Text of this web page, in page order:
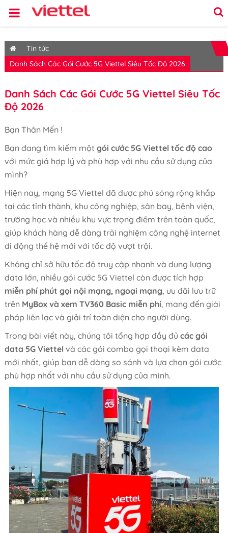
Tin tức
Danh Sách Các Gói Cước 5G Viettel Siêu Tốc Độ 2026
Danh Sách Các Gói Cước 5G Viettel Siêu Tốc
Độ 2026
Bạn Thân Mến !
Bạn đang tìm kiếm một gói cước 5G Viettel tốc độ cao
với mức giá hợp lý và phù hợp với nhu cầu sử dụng của
mình?
Hiện nay, mạng 5G Viettel đã được phủ sóng rộng khắp
tại các tỉnh thành, khu công nghiệp, sân bay, bệnh viện,
trường học và nhiều khu vực trọng điểm trên toàn quốc,
giúp khách hàng dễ dàng trải nghiệm công nghệ internet
di động thế hệ mới với tốc độ vượt trội.
Không chỉ sở hữu tốc độ truy cập nhanh và dung lượng
data lớn, nhiều gói cước 5G Viettel còn được tích hợp
miễn phí phút gọi nội mạng, ngoại mạng, ưu đãi lưu trữ
trên MyBox và xem TV360 Basic miễn phí, mang đến giải
pháp liên lạc và giải trí toàn diện cho người dùng.
Trong bài viết này, chúng tôi tổng hợp đầy đủ các gói
data 5G Viettel và các gói combo gọi thoại kèm data
mới nhất, giúp bạn dễ dàng so sánh và lựa chọn gói cước
phù hợp nhất với nhu cầu sử dụng của mình.